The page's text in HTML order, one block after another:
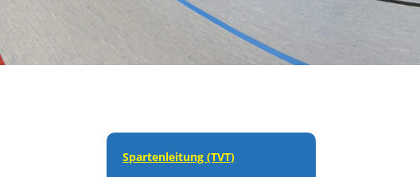
Spartenleitung (TVT)